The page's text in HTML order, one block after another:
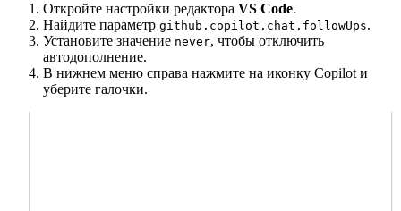
Откройте настройки редактора VS Code.
Найдите параметр github.copilot.chat.followUps.
Установите значение never, чтобы отключить
автодополнение.
В нижнем меню справа нажмите на иконку Copilot и
уберите галочки.